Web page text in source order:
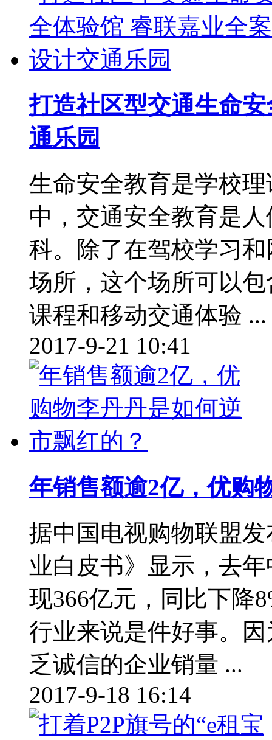
打造社区型交通生命
通乐园
生命安全教育是学校
中，交通安全教育是
科。除了在驾校学习
场所，这个场所可以
课程和移动交通体验 ...
2017-9-21 10:41
年销售额逾2亿，优购
据中国电视购物联盟
业白皮书》显示，去
现366亿元，同比下降
行业来说是件好事。
乏诚信的企业销量 ...
2017-9-18 16:14